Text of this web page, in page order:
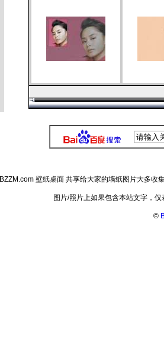
BZZM.com 壁纸桌面 共享给大家的墙纸图片大多
图片/照片上如果包含本站文字，
©